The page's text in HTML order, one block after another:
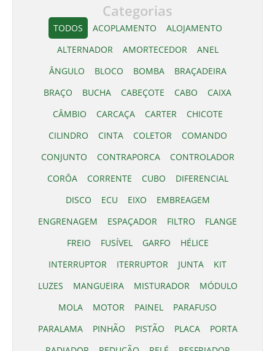
Categorias
ACOPLAMENTO
ALOJAMENTO
ALTERNADOR
AMORTECEDOR
ANEL
ÂNGULO
BLOCO BOMBA
BRAÇADEIRA
BRAÇO
BUCHA CABEÇOTE CABO
CAIXA
CÂMBIO
CARCAÇA CARTER
CHICOTE
CILINDRO
CINTA COLETOR
COMANDO
CONJUNTO
CONTRAPORCA
CONTROLADOR
CORÔA
CORRENTE CUBO
DIFERENCIAL
DISCO
ECU EIXO
EMBREAGEM
ENGRENAGEM
ESPAÇADOR FILTRO
FLANGE
FREIO
FUSÍVEL GARFO
HÉLICE
INTERRUPTOR
ITERRUPTOR JUNTA
KIT
LUZES
MANGUEIRA MISTURADOR
MÓDULO
MOLA
MOTOR PAINEL
PARAFUSO
PARALAMA
PINHÃO PISTÃO PLACA
PORTA
TODOS